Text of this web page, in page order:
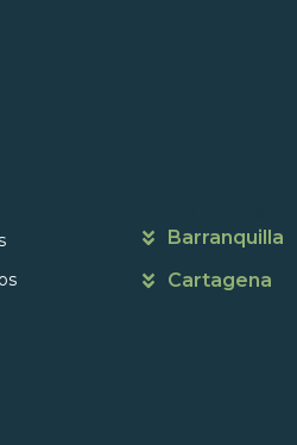
Barranquilla
Cartagena